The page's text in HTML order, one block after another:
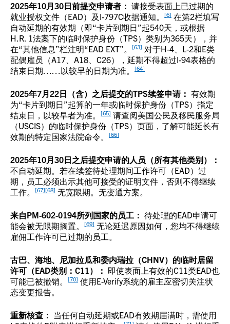
2025年10月30日前提交申请者： 请接受表面上已过期的
就业授权文件（EAD）及I-797C收据通知。
[6] 在第2栏填写
自动延期的有效期（即“卡片到期日”起540天，或根据
H.R. 1法案下的临时保护身份（TPS）类别为365天），并
在“其他信息”栏注明“EAD EXT”。
[63] 对于H-4、L-2和E类
配偶雇员（A17、A18、C26），延期不得超过I-94表格的
结束日期……以较早的日期为准。
[64]
2025年7月22日（含）之后提交的TPS续签申请： 有效期
为“卡片到期日”起算的一年或临时保护身份（TPS）指定
结束日，以较早者为准。
[65] 请查阅美国公民及移民服务局
（USCIS）的临时保护身份（TPS）页面，了解可能延长有
效期的特定国家法院命令。
[66]
2025年10月30日之后提交申请的人员（所有其他类别）：
不自动延期。若在续签待处理期间工作许可（EAD）过
期，员工必须出示其他可接受的证明文件，否则不得继续
工作。
[67][68] 无宽限期。无变通方案。
来自PM-602-0194所列国家的员工： 待处理的EAD申请可
能会被无限期搁置。
[69] 无论延迟原因如何，您均不得继续
雇佣工作许可已过期的员工。
古巴、海地、尼加拉瓜和委内瑞拉（CHNV）的临时居留
许可（EAD类别：C11）： 即使表面上有效的C11类EAD也
可能已被撤销。
[70] 使用E-Verify系统的雇主应密切关注状
态变更报告。
重新核查： 当任何自动延期或EAD有效期届满时，需使用